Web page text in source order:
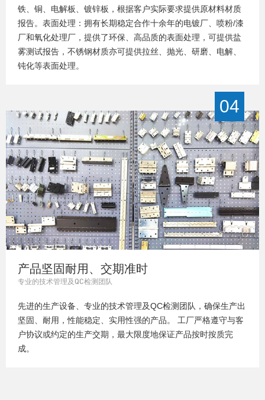
铁、铜、电解板、镀锌板，根据客户实际要求提供原材料材质
报告。表面处理：拥有长期稳定合作十余年的电镀厂、喷粉/漆
厂和氧化处理厂，提供了环保、高品质的表面处理，可提供盐
雾测试报告，不锈钢材质亦可提供拉丝、抛光、研磨、电解、
钝化等表面处理。
04
产品坚固耐用、交期准时
专业的技术管理及QC检测团队
先进的生产设备、专业的技术管理及QC检测团队，确保生产出
坚固、耐用，性能稳定、实用性强的产品。 工厂严格遵守与客
户协议或约定的生产交期，最大限度地保证产品按时按质完
成。